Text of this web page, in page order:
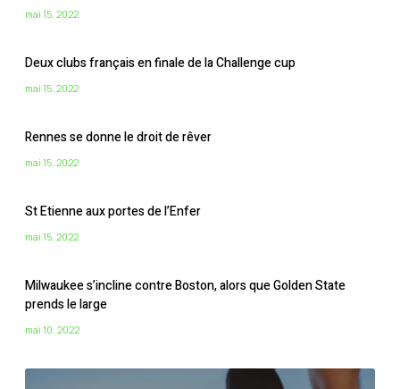
mai 15, 2022
Deux clubs français en finale de la Challenge cup
mai 15, 2022
Rennes se donne le droit de rêver
mai 15, 2022
St Etienne aux portes de l’Enfer
mai 15, 2022
Milwaukee s’incline contre Boston, alors que Golden State
prends le large
mai 10, 2022